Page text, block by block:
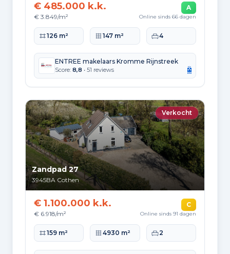
€ 485.000 k.k.
€ 3.849/m²
A
Online sinds 66 dagen
Woonoppervlakte
126 m² Perceeloppervlakte
147 m² Slaapkamers
4
ENTREE makelaars Kromme Rijnstreek
Score: 8,8 • 51 reviews
Verkocht
Zandpad 27
3945BA Cothen
€ 1.100.000 k.k.
€ 6.918/m²
C
Online sinds 91 dagen
Woonoppervlakte
159 m² Perceeloppervlakte
4930 m² Slaapkamers
2